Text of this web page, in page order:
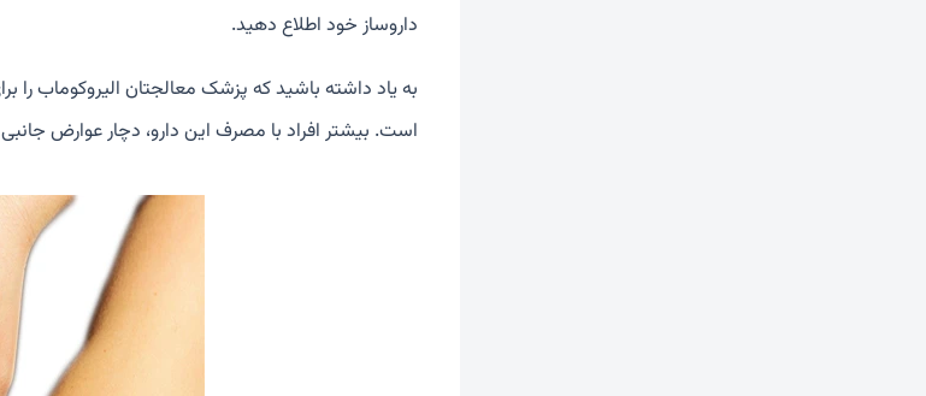
داروساز خود اطلاع دهید.
به یاد داشته باشید که پزشک معالجتان الیروکوماب را
است. بیشتر افراد با مصرف این دارو، دچار عوارض